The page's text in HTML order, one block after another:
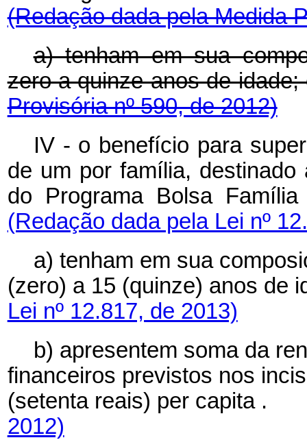
(Redação dada pela Medida
a) tenham em sua
zero a quinze anos de
Provisória nº 590, de 2012)
IV - o benefício para
de um por família,
do Programa Bolsa
(Redação dada pela Lei nº
a) tenham em sua
(zero) a 15 (quinze) anos de
Lei nº 12.817, de 2013)
b) apresentem soma da
financeiros previstos nos
(setenta reais) per capita
2012)